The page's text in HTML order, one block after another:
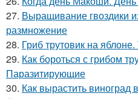
27. Выращивание гвоздики
размножение
28. Гриб трутовик на
29. Как бороться с грибом
Паразитирующие
30. Как вырастить виноград